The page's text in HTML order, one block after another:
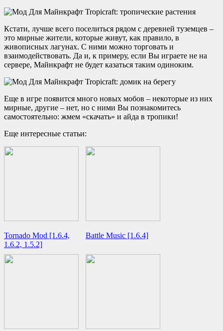
Кстати, лучше всего поселиться рядом с деревней туземцев –
это мирные жители, которые живут, как правило, в
живописных лагунах. С ними можно торговать и
взаимодействовать. Да и, к примеру, если Вы играете не на
сервере, Майнкрафт не будет казаться таким одиноким.
Еще в игре появится много новых мобов – некоторые из них
мирные, другие – нет, но с ними Вы познакомитесь
самостоятельно: жмем «скачать» и айда в тропики!
Еще интересные статьи:
Tornado Mod [1.6.4,
1.6.2, 1.5.2]
Battle Music [1.6.4]